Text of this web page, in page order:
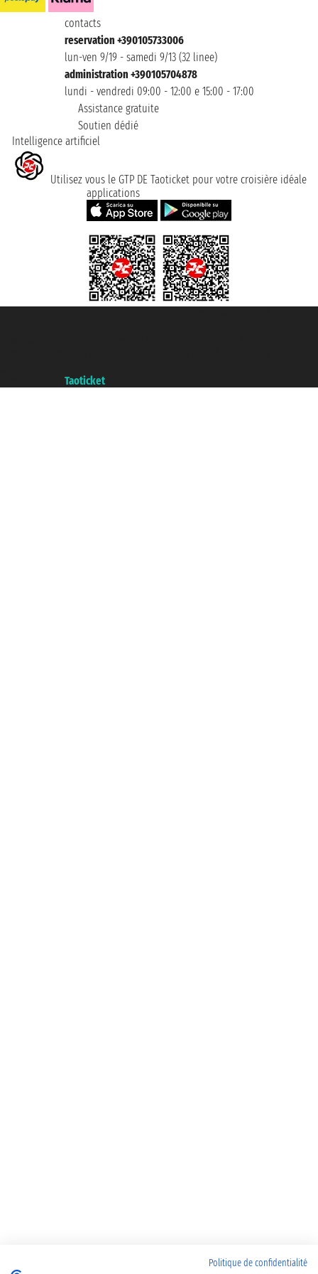
contacts
reservation +390105733006
lun-ven 9/19 - samedi 9/13 (32 linee)
administration +390105704878
lundi - vendredi 09:00 - 12:00 e 15:00 - 17:00
Assistance gratuite
Soutien dédié
Intelligence artificiel
Utilisez vous le GTP DE Taoticket pour votre croisière idéale
applications
Taoticket
Politique de confidentialité